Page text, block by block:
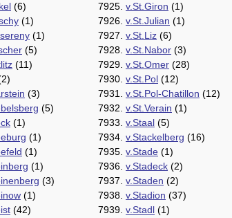
(6)
(1)
(1)
(5)
(11)
(3)
(5)
(1)
(1)
(1)
(1)
(3)
(1)
(42)
7925. v.St.Giron (1)
7926. v.St.Julian (1)
7927. v.St.Liz (6)
7928. v.St.Nabor (3)
7929. v.St.Omer (28)
7930. v.St.Pol (12)
7931. v.St.Pol-Chatillon (12)
7932. v.St.Verain (1)
7933. v.Staal (5)
7934. v.Stackelberg (16)
7935. v.Stade (1)
7936. v.Stadeck (2)
7937. v.Staden (2)
7938. v.Stadion (37)
7939. v.Stadl (1)